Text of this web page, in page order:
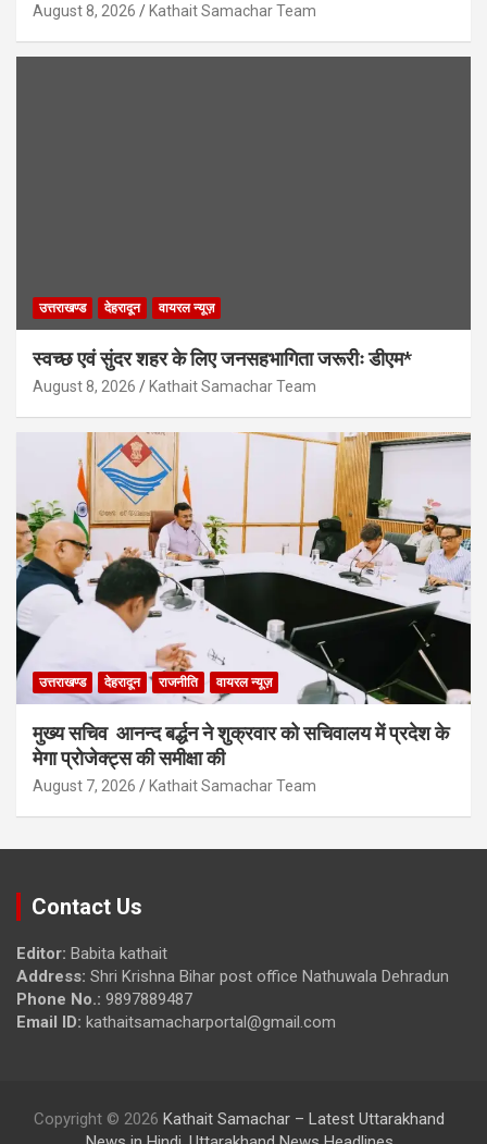
August 8, 2026 Kathait Samachar Team
उत्तराखण्ड देहरादून वायरल न्यूज़
स्वच्छ एवं सुंदर शहर के लिए जनसहभागिता जरूरीः डीएम*
August 8, 2026 Kathait Samachar Team
उत्तराखण्ड देहरादून राजनीति वायरल न्यूज़
मुख्य सचिव आनन्द बर्द्धन ने शुक्रवार को सचिवालय में प्रदेश के
मेगा प्रोजेक्ट्स की समीक्षा की
August 7, 2026 Kathait Samachar Team
Contact Us
Editor: Babita kathait
Address: Shri Krishna Bihar post office Nathuwala Dehradun
Phone No.: 9897889487
Email ID: kathaitsamacharportal@gmail.com
Copyright © 2026 Kathait Samachar – Latest Uttarakhand